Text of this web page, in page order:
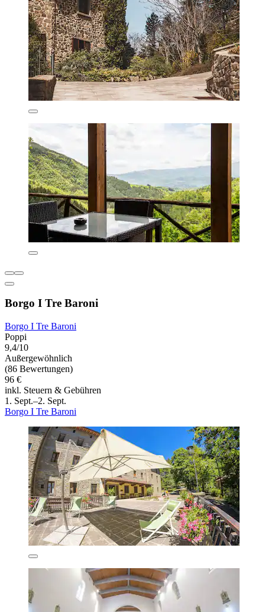
Borgo I Tre Baroni
Borgo I Tre Baroni
Poppi
9,4/10
Außergewöhnlich
(86 Bewertungen)
96 €
inkl. Steuern & Gebühren
1. Sept.–2. Sept.
Borgo I Tre Baroni